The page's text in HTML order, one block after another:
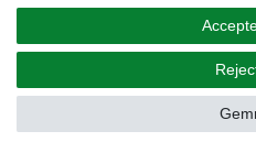
Withdraw from